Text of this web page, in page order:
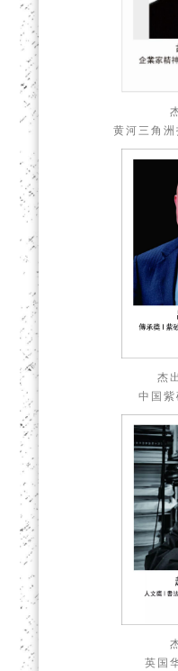
黄河三角洲
杰
中国
英国